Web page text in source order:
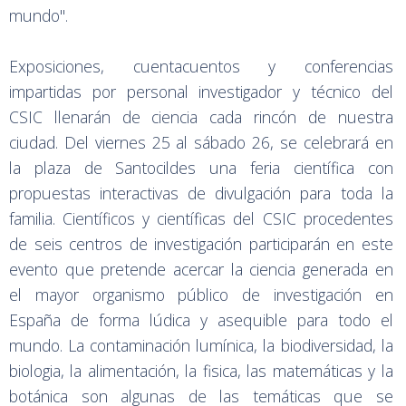
mundo".
Exposiciones, cuentacuentos y conferencias
impartidas por personal investigador y técnico del
CSIC llenarán de ciencia cada rincón de nuestra
ciudad. Del viernes 25 al sábado 26, se celebrará en
la plaza de Santocildes una feria científica con
propuestas interactivas de divulgación para toda la
familia. Científicos y científicas del CSIC procedentes
de seis centros de investigación participarán en este
evento que pretende acercar la ciencia generada en
el mayor organismo público de investigación en
España de forma lúdica y asequible para todo el
mundo. La contaminación lumínica, la biodiversidad, la
biologia, la alimentación, la fisica, las matemáticas y la
botánica son algunas de las temáticas que se